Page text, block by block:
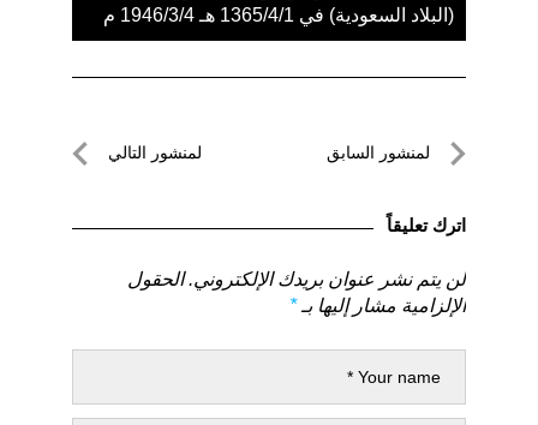
(البلاد السعودية) في 1365/4/1 هـ 1946/3/4 م
تصفّحلمنشور السابق
السابق
لمنشور التالي
اترك تعليقاً
لن يتم نشر عنوان بريدك الإلكتروني. الحقول
الإلزامية مشار إليها بـ*